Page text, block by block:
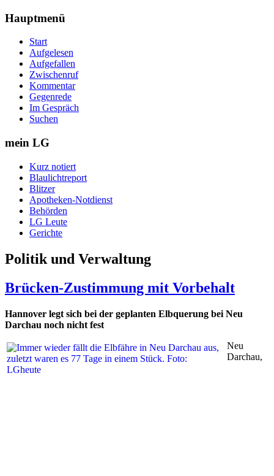
Hauptmenü
Start
Aufgelesen
Aufgefallen
Zwischenruf
Kommentar
Gegenrede
Im Gespräch
Suchen
mein LG
Kurz notiert
Blaulichtreport
Blitzer
Apotheken-Notdienst
Behörden
LG Leute
Gerichte
Politik und Verwaltung
Brücken-Zustimmung mit Vorbehalt
Hannover legt sich bei der geplanten Elbquerung bei Neu
Darchau noch nicht fest
Neu
Darchau,